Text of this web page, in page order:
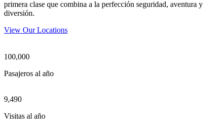
primera clase que combina a la perfección seguridad, aventura y
diversión.
View Our Locations
100,000
Pasajeros al año
9,490
Visitas al año